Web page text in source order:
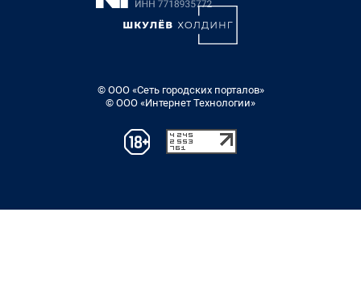
© ООО «Сеть городских порталов»
© ООО «Интернет Технологии»